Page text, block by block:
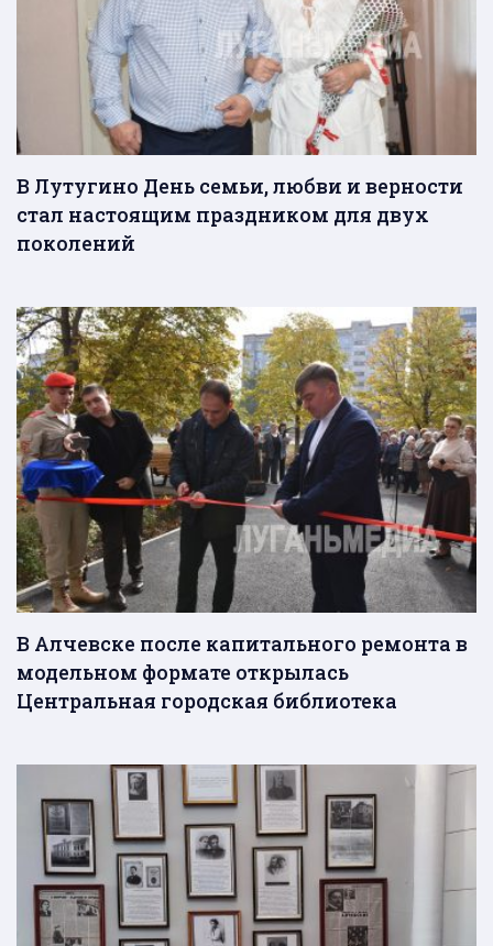
В Лутугино День семьи, любви и верности
стал настоящим праздником для двух
поколений
В Алчевске после капитального ремонта в
модельном формате открылась
Центральная городская библиотека